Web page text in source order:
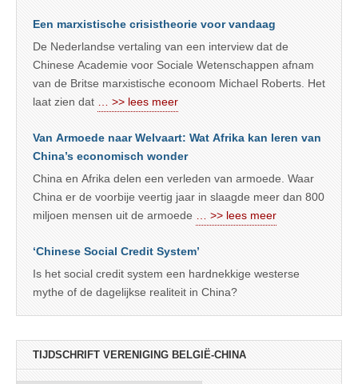
Een marxistische crisistheorie voor vandaag
De Nederlandse vertaling van een interview dat de
Chinese Academie voor Sociale Wetenschappen afnam
van de Britse marxistische econoom Michael Roberts. Het
laat zien dat … >> lees meer
Van Armoede naar Welvaart: Wat Afrika kan leren van
China’s economisch wonder
China en Afrika delen een verleden van armoede. Waar
China er de voorbije veertig jaar in slaagde meer dan 800
miljoen mensen uit de armoede … >> lees meer
‘Chinese Social Credit System’
Is het social credit system een hardnekkige westerse
mythe of de dagelijkse realiteit in China?
TIJDSCHRIFT VERENIGING BELGIË-CHINA